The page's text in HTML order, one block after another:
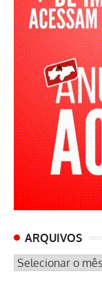
ARQUIVOS
ARQUIVOS